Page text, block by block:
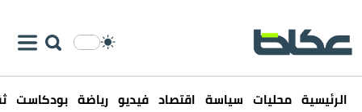
الرئيسية محليات سياسة اقتصاد فيديو رياضة بودكاست